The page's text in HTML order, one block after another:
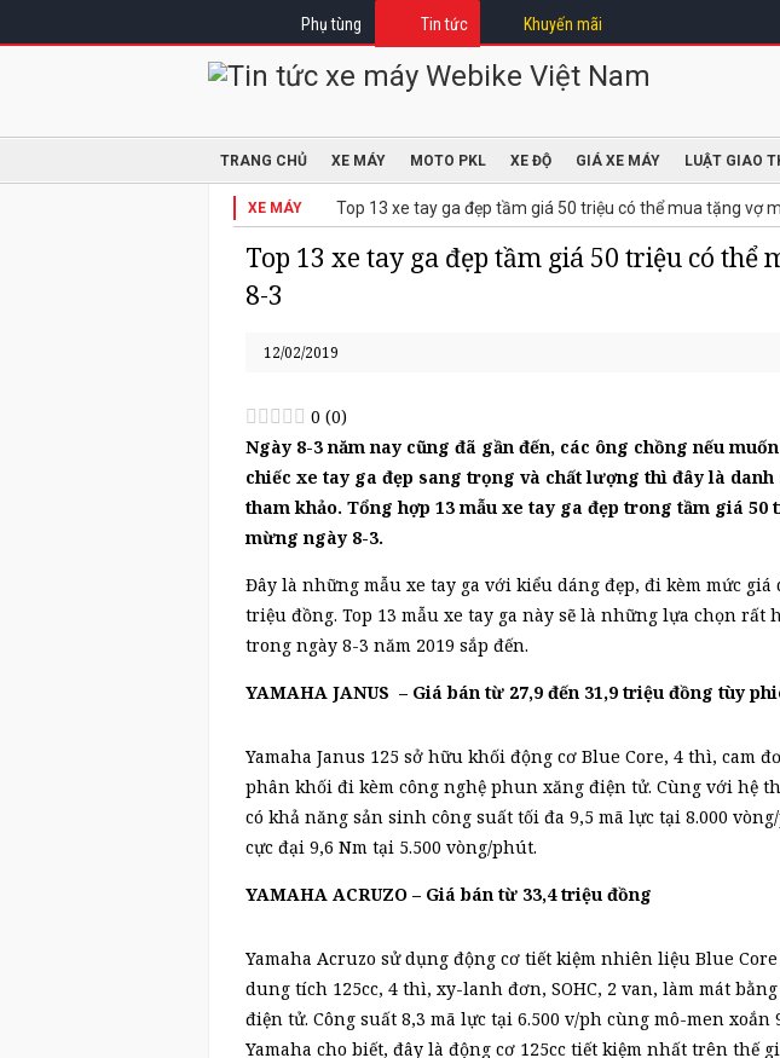
Phụ tùng Tin tức Khuyến mãi
TRANG CHỦ XE MÁY MOTO PKL XE ĐỘ GIÁ XE MÁY LUẬT GIAO
XE MÁY Top 13 xe tay ga đẹp tầm giá 50 triệu có thể mua tặng vợ
Top 13 xe tay ga đẹp tầm giá 50 triệu có thể
8-3
12/02/2019
0 (0)
Ngày 8-3 năm nay cũng đã gần đến, các ông chồng nếu
chiếc xe tay ga đẹp sang trọng và chất lượng thì đây là danh
tham khảo. Tổng hợp 13 mẫu xe tay ga đẹp trong tầm giá 50
mừng ngày 8-3.
Đây là những mẫu xe tay ga với kiểu dáng đẹp, đi kèm mức giá
triệu đồng. Top 13 mẫu xe tay ga này sẽ là những lựa chọn rất
trong ngày 8-3 năm 2019 sắp đến.
YAMAHA JANUS – Giá bán từ 27,9 đến 31,9 triệu đồng tùy
Yamaha Janus 125 sở hữu khối động cơ Blue Core, 4 thì, cam
phân khối đi kèm công nghệ phun xăng điện tử. Cùng với hệ
có khả năng sản sinh công suất tối đa 9,5 mã lực tại 8.000
cực đại 9,6 Nm tại 5.500 vòng/phút.
YAMAHA ACRUZO – Giá bán từ 33,4 triệu đồng
Yamaha Acruzo sử dụng động cơ tiết kiệm nhiên liệu Blue
dung tích 125cc, 4 thì, xy-lanh đơn, SOHC, 2 van, làm mát
điện tử. Công suất 8,3 mã lực tại 6.500 v/ph cùng mô-men xoắn
Yamaha cho biết, đây là động cơ 125cc tiết kiệm nhất trên thế